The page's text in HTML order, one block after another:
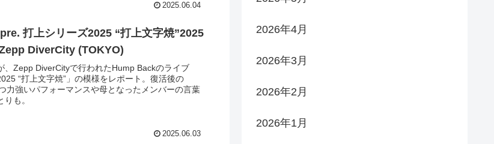
2025.06.04
打上シリーズ2025 “打上文字焼”2025
DiverCity (TOKYO)
、Zepp DiverCityで行われたHump Backのライブ
“打上文字焼”」の模様をレポート。復活後の
力強いパフォーマンスや母となったメンバーの言葉
も。
2025.06.03
2026年4月
2026年3月
2026年2月
2026年1月